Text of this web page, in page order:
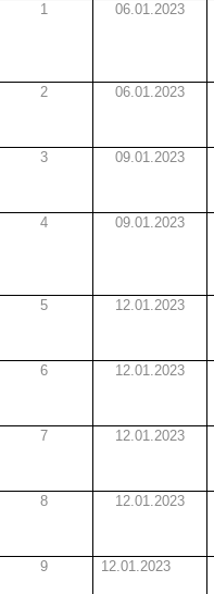
1 06.01.2023
2 06.01.2023
3 09.01.2023
4 09.01.2023
5 12.01.2023
6 12.01.2023
7 12.01.2023
8 12.01.2023
9 12.01.2023